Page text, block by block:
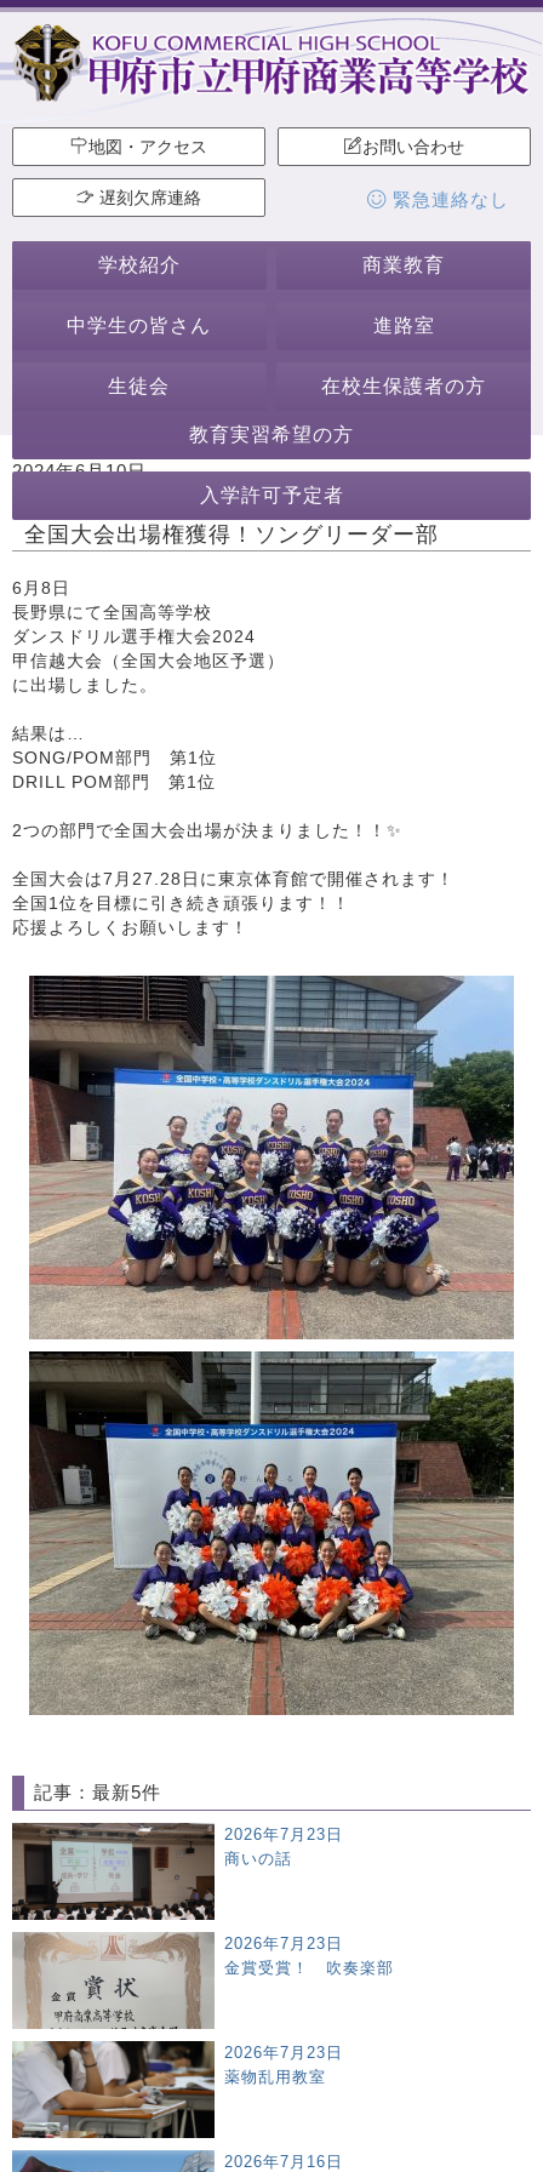
地図・アクセス お問い合わせ
遅刻欠席連絡 緊急連絡なし
学校紹介 商業教育
中学生の皆さん 進路室
生徒会 在校生保護者の方
教育実習希望の方
入学許可予定者
2024年6月10日
★大会結果★ 生徒会・部活動
全国大会出場権獲得！ソングリーダー部
6月8日
長野県にて全国高等学校
ダンスドリル選手権大会2024
甲信越大会（全国大会地区予選）
に出場しました。
結果は…
SONG/POM部門 第1位
DRILL POM部門 第1位
2つの部門で全国大会出場が決まりました！！✨
全国大会は7月27.28日に東京体育館で開催されます！
全国1位を目標に引き続き頑張ります！！
応援よろしくお願いします！
記事：最新5件
2026年7月23日
商いの話
2026年7月23日
金賞受賞！ 吹奏楽部
2026年7月23日
薬物乱用教室
2026年7月16日